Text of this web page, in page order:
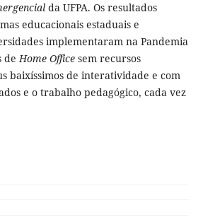
da UFPA. Os resultados
educacionais estaduais e
implementaram na Pandemia
deHome Officesem recursos
baixíssimos de interatividade e com
e o trabalho pedagógico, cada vez